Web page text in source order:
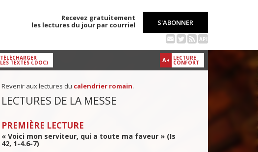
Recevez gratuitement
les lectures du jour par courriel
S'ABONNER
API
A+ LECTURE
CONFORT
TÉLÉCHARGER
LES TEXTES (.DOC)
Revenir aux lectures du calendrier romain.
LECTURES DE LA MESSE
PREMIÈRE LECTURE
« Voici mon serviteur, qui a toute ma faveur » (Is
42, 1-4.6-7)